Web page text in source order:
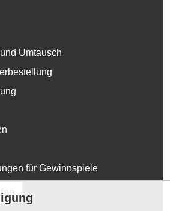
Umtausch
für Gewinnspiele